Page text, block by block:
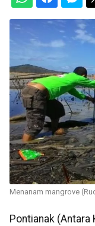
Menanam mangrove
Pontianak (Antara